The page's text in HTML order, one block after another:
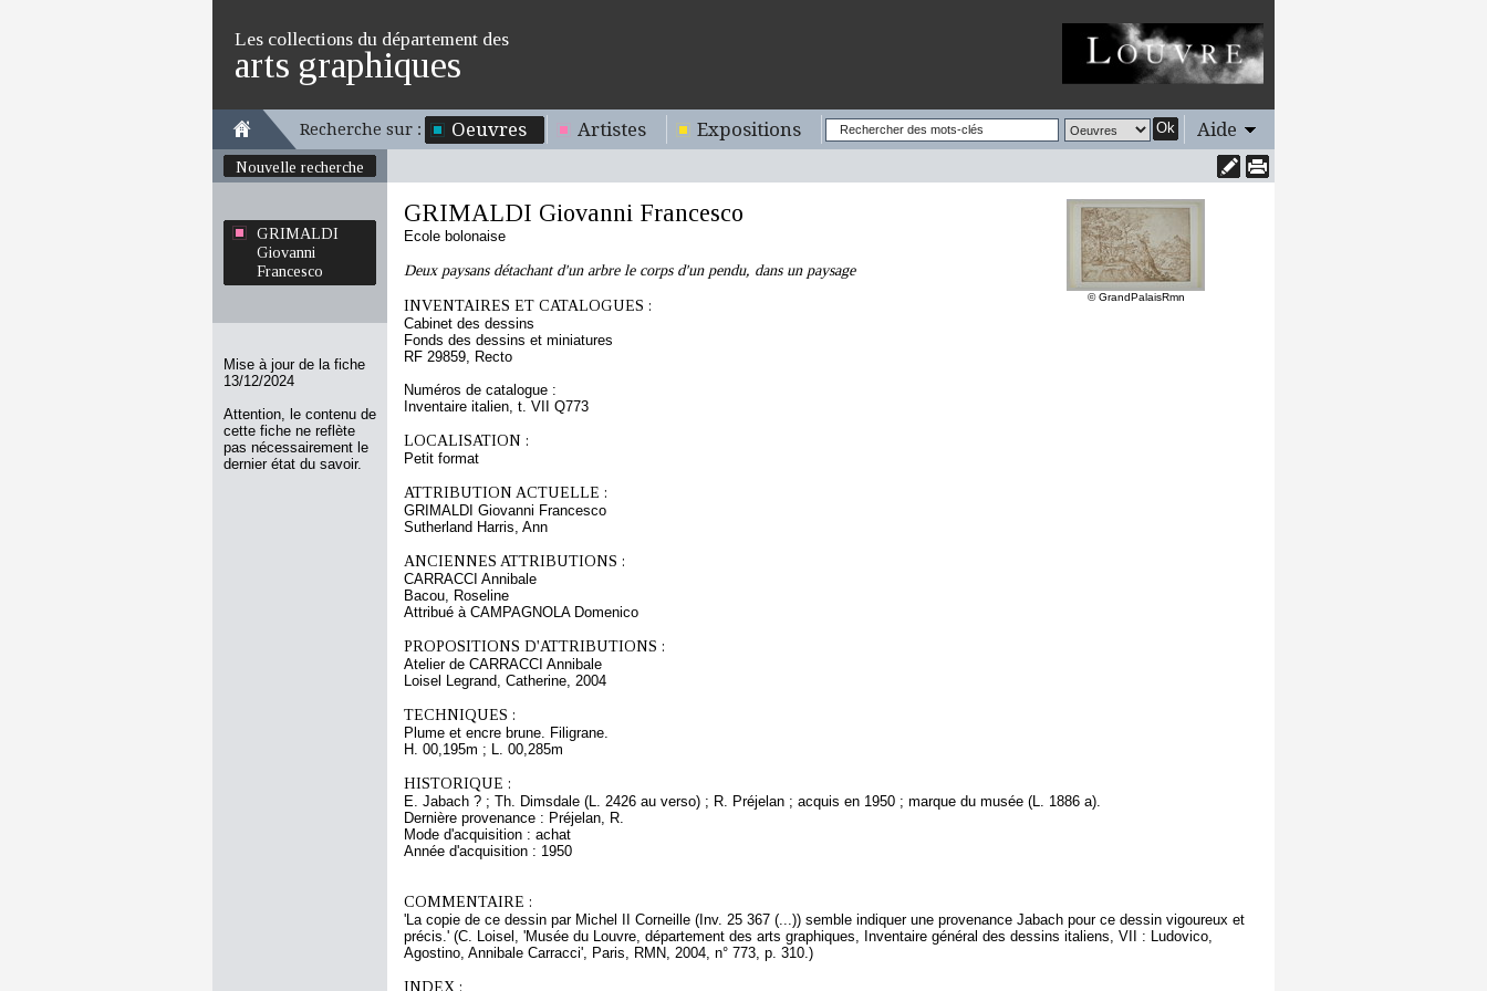
Les collections du département des
arts graphiques
Recherche sur : Oeuvres Artistes Expositions Ok Aide
Nouvelle recherche
GRIMALDI
Giovanni
Francesco
Mise à jour de la fiche
13/12/2024
Attention, le contenu de
cette fiche ne reflète
pas nécessairement le
dernier état du savoir.
© GrandPalaisRmn
GRIMALDI Giovanni Francesco
Ecole bolonaise
Deux paysans détachant d'un arbre le corps d'un pendu, dans un paysage
INVENTAIRES ET CATALOGUES :
Cabinet des dessins
Fonds des dessins et miniatures
RF 29859, Recto
Numéros de catalogue :
Inventaire italien, t. VII Q773
LOCALISATION :
Petit format
ATTRIBUTION ACTUELLE :
GRIMALDI Giovanni Francesco
Sutherland Harris, Ann
ANCIENNES ATTRIBUTIONS :
CARRACCI Annibale
Bacou, Roseline
Attribué à CAMPAGNOLA Domenico
PROPOSITIONS D'ATTRIBUTIONS :
Atelier de CARRACCI Annibale
Loisel Legrand, Catherine, 2004
TECHNIQUES :
Plume et encre brune. Filigrane.
H. 00,195m ; L. 00,285m
HISTORIQUE :
E. Jabach ? ; Th. Dimsdale (L. 2426 au verso) ; R. Préjelan ; acquis en 1950 ; marque du musée (L. 1886 a).
Dernière provenance : Préjelan, R.
Mode d'acquisition : achat
Année d'acquisition : 1950
COMMENTAIRE :
'La copie de ce dessin par Michel II Corneille (Inv. 25 367 (...)) semble indiquer une provenance Jabach pour ce dessin vigoureux et
précis.' (C. Loisel, 'Musée du Louvre, département des arts graphiques, Inventaire général des dessins italiens, VII : Ludovico,
Agostino, Annibale Carracci', Paris, RMN, 2004, n° 773, p. 310.)
INDEX :